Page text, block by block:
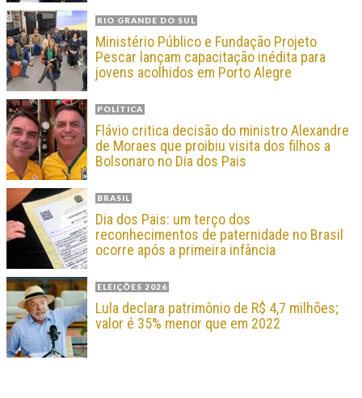
RIO GRANDE DO SUL
Ministério Público e Fundação Projeto
Pescar lançam capacitação inédita para
jovens acolhidos em Porto Alegre
POLÍTICA
Flávio critica decisão do ministro Alexandre
de Moraes que proibiu visita dos filhos a
Bolsonaro no Dia dos Pais
BRASIL
Dia dos Pais: um terço dos
reconhecimentos de paternidade no Brasil
ocorre após a primeira infância
ELEIÇÕES 2026
Lula declara patrimônio de R$ 4,7 milhões;
valor é 35% menor que em 2022